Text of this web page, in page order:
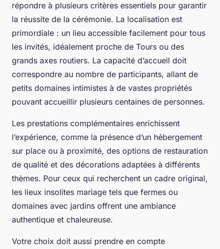
répondre à plusieurs critères essentiels pour garantir
la réussite de la cérémonie. La localisation est
primordiale : un lieu accessible facilement pour tous
les invités, idéalement proche de Tours ou des
grands axes routiers. La capacité d’accueil doit
correspondre au nombre de participants, allant de
petits domaines intimistes à de vastes propriétés
pouvant accueillir plusieurs centaines de personnes.
Les prestations complémentaires enrichissent
l’expérience, comme la présence d’un hébergement
sur place ou à proximité, des options de restauration
de qualité et des décorations adaptées à différents
thèmes. Pour ceux qui recherchent un cadre original,
les lieux insolites mariage tels que fermes ou
domaines avec jardins offrent une ambiance
authentique et chaleureuse.
Votre choix doit aussi prendre en compte